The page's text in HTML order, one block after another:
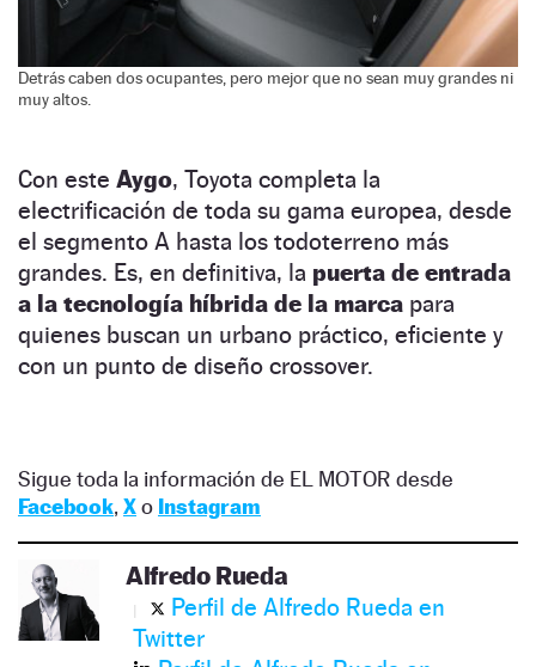
Detrás caben dos ocupantes, pero mejor que no sean muy grandes ni
muy altos.
Con este Aygo, Toyota completa la
electrificación de toda su gama europea, desde
el segmento A hasta los todoterreno más
grandes. Es, en definitiva, la puerta de entrada
a la tecnología híbrida de la marca para
quienes buscan un urbano práctico, eficiente y
con un punto de diseño crossover.
Sigue toda la información de EL MOTOR desde
Facebook, Xo Instagram
Alfredo Rueda
Perfil de Alfredo Rueda en
Twitter